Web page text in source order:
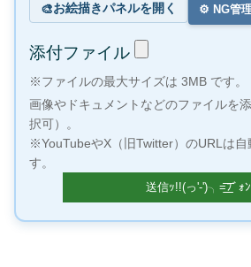
🎨お絵描きパネルを開く ⚙️ NG管
添付ファイル
※ファイルの最大サイズは 3MB です。
画像やドキュメントなどのファイルを
択可）。
※YouTubeやX（旧Twitter）のURLは自
す。